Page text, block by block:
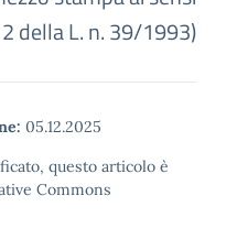
della L. n. 39/1993)
05.12.2025
questo articolo è
Commons